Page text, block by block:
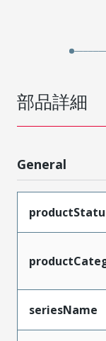
部品詳細
General
seriesName